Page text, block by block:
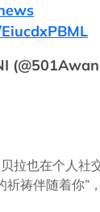
拉也在个人社
祷伴随着你”